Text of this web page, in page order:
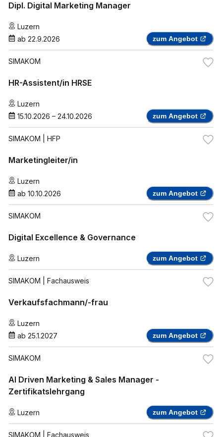
Dipl. Digital Marketing Manager
Luzern
ab 22.9.2026 zum Angebot
SIMAKOM
HR-Assistent/in HRSE
Luzern
15.10.2026 – 24.10.2026 zum Angebot
SIMAKOM | HFP
Marketingleiter/in
Luzern
ab 10.10.2026 zum Angebot
SIMAKOM
Digital Excellence & Governance
Luzern zum Angebot
SIMAKOM | Fachausweis
Verkaufsfachmann/-frau
Luzern
ab 25.1.2027 zum Angebot
SIMAKOM
AI Driven Marketing & Sales Manager -
Zertifikatslehrgang
Luzern zum Angebot
SIMAKOM | Fachausweis